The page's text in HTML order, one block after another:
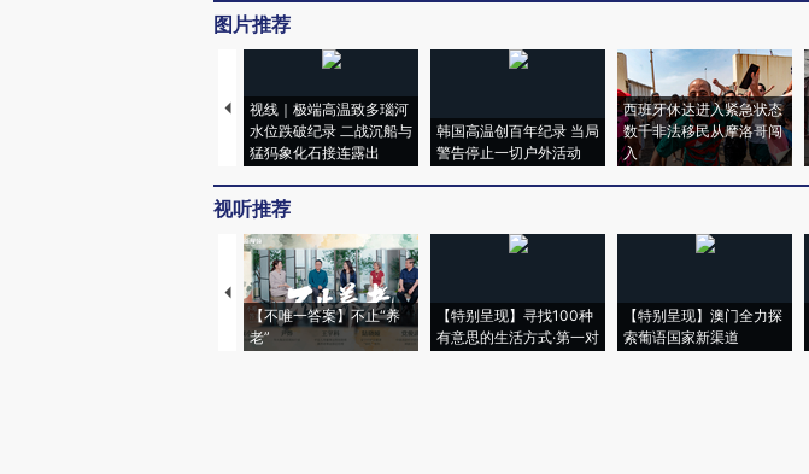
图片推荐
视线｜极端高温致多瑙河
水位跌破纪录 二战沉船与
猛犸象化石接连露出
韩国高温创百年纪录 当局
警告停止一切户外活动
西班牙休达进入紧急状态
数千非法移民从摩洛哥闯
入
视听推荐
【不唯一答案】不止“养
老”
【特别呈现】寻找100种
有意思的生活方式·第一对
【特别呈现】澳门全力探
索葡语国家新渠道